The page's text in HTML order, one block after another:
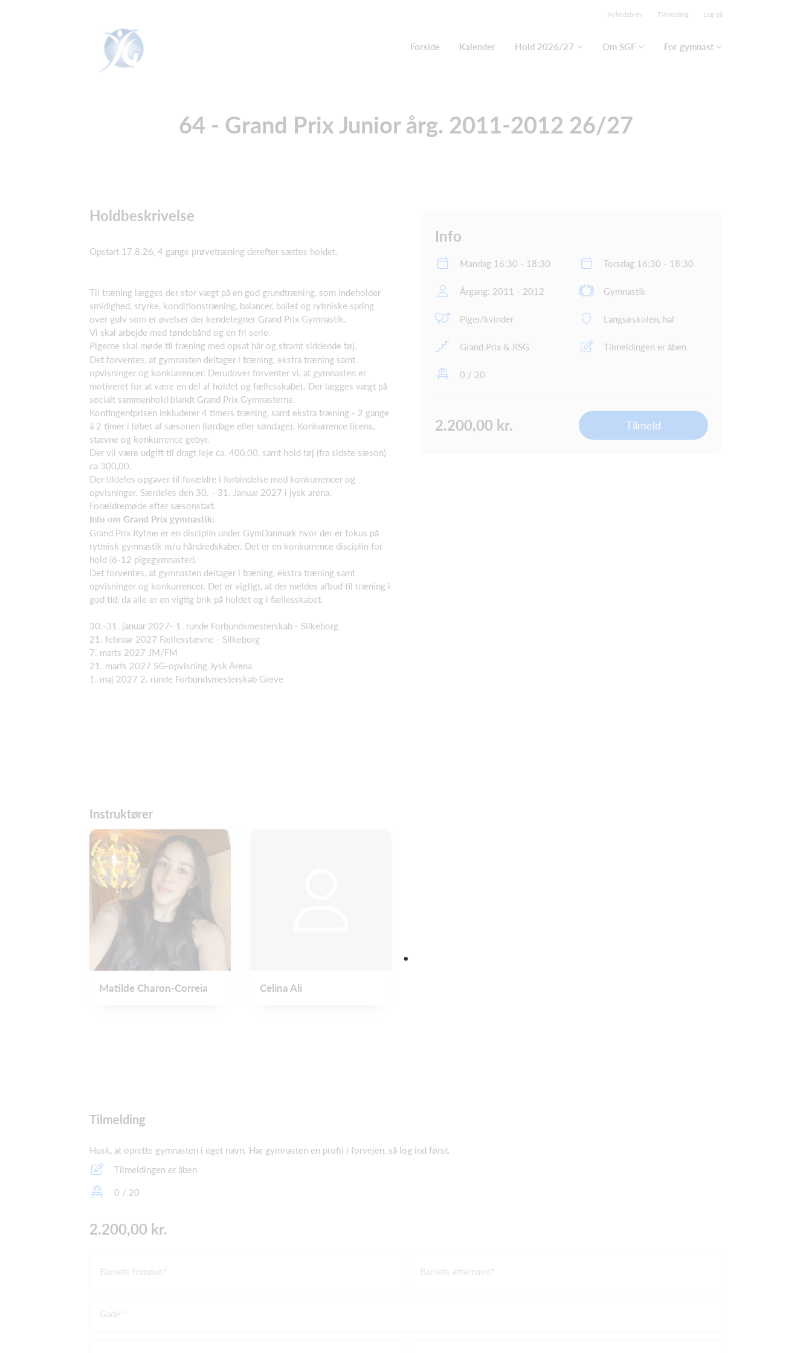
Nyhedsbrev Tilmelding Log på
Forside Kalender Hold 2026/27 Om SGF For gymnast
64 - Grand Prix Junior årg. 2011-2012 26/27
Holdbeskrivelse
Opstart 17.8.26, 4 gange prøvetræning derefter sættes holdet.
Til træning lægges der stor vægt på en god grundtræning, som indeholder
smidighed, styrke, konditionstræning, balancer, ballet og rytmiske spring
over gulv som er øvelser der kendetegner Grand Prix Gymnastik.
Vi skal arbejde med tøndebånd og en fri serie.
Pigerne skal møde til træning med opsat hår og stramt siddende tøj.
Det forventes, at gymnasten deltager i træning, ekstra træning samt
opvisninger og konkurrencer. Derudover forventer vi, at gymnasten er
motiveret for at være en del af holdet og fællesskabet. Der lægges vægt på
socialt sammenhold blandt Grand Prix Gymnasterne.
Kontingentprisen inkluderer 4 timers træning, samt ekstra træning - 2 gange
á 2 timer i løbet af sæsonen (lørdage eller søndage). Konkurrence licens,
stævne og konkurrence gebyr.
Der vil være udgift til dragt leje ca. 400,00, samt hold tøj (fra sidste sæson)
ca 300,00.
Der tildeles opgaver til forældre i forbindelse med konkurrencer og
opvisninger. Særdeles den 30. - 31. Januar 2027 i jysk arena.
Forældremøde efter sæsonstart.
Info om Grand Prix gymnastik:
Grand Prix Rytme er en disciplin under GymDanmark hvor der er fokus på
rytmisk gymnastik m/u håndredskaber. Det er en konkurrence disciplin for
hold (6-12 pigegymnaster).
Det forventes, at gymnasten deltager i træning, ekstra træning samt
opvisninger og konkurrencer. Det er vigtigt, at der meldes afbud til træning i
god tid, da alle er en vigtig brik på holdet og i fællesskabet.
30.-31. januar 2027- 1. runde Forbundsmesterskab - Silkeborg
21. februar 2027 Fællesstævne - Silkeborg
7. marts 2027 JM/FM
21. marts 2027 SG-opvisning Jysk Arena
1. maj 2027 2. runde Forbundsmesterskab Greve
Info
Mandag 16:30 - 18:30 Torsdag 16:30 - 18:30
Årgang: 2011 - 2012 Gymnastik
Piger/kvinder Langsøskolen, hal
Grand Prix & RSG Tilmeldingen er åben
0 / 20
2.200,00 kr. Tilmeld
Instruktører
Matilde Charon-Correia Celina Ali
Tilmelding
Husk, at oprette gymnasten i eget navn. Har gymnasten en profil i forvejen, så log ind først.
Tilmeldingen er åben
0 / 20
2.200,00 kr.
Barnets fornavn Barnets efternavn
Gade